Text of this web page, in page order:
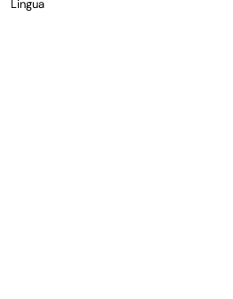
Lingua